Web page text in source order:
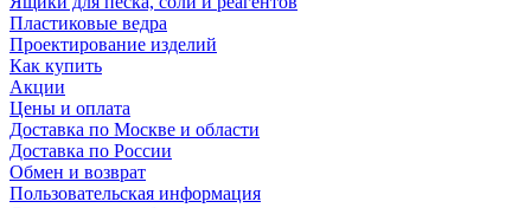
Пластиковые ведра
Проектирование изделий
Как купить
Акции
Цены и оплата
Доставка по Москве и области
Доставка по России
Обмен и возврат
Пользовательская информация